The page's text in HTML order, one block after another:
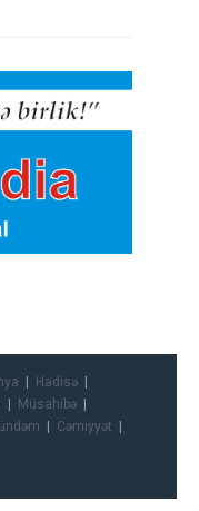
Hadisə
Müsahibə
Cəmiyyət